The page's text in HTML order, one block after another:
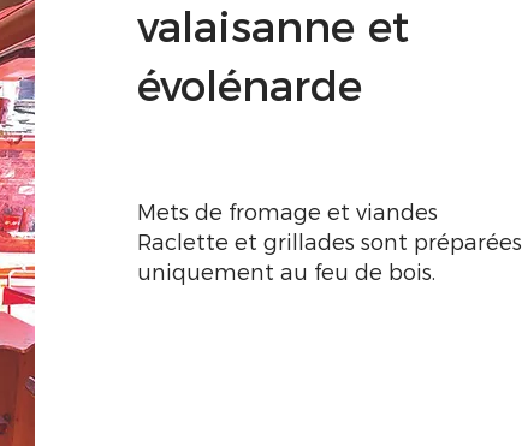
valaisanne et
évolénarde
Mets de fromage et viandes
Raclette et grillades sont préparées
uniquement au feu de bois.